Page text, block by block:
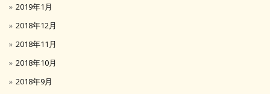
2019年1月
2018年12月
2018年11月
2018年10月
2018年9月